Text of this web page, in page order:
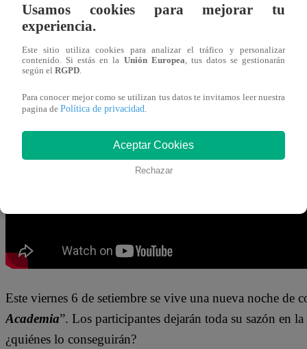
El alumno, aparentemente, olvidó apagar una de las
más y empiece a expandirse el humo por todo el set de
“Ese humo que sale de la estación de Phillip Chu Joy
Este viernes 6 de setiembre se vive una nueva noche de
Academia”. Los participantes dejarán toda su sazón en
¿quiénes lo conseguirán?
Usamos cookies para mejorar tu
experiencia.
Este sitio utiliza cookies para analizar el tráfico y personalizar
contenido. Si estás en la Unión Europea , tus datos se gestionarán
según el RGPD
Para conocer mejor como se utilizan tus datos te invitamos leer nuestra
pagina de Política de privacidad
Aceptar Cookies
Rechazar